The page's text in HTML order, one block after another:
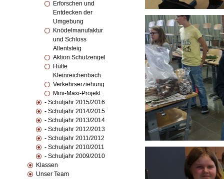
Erforschen und
Entdecken der
Umgebung
Knödelmanufaktur
und Schloss
Allentsteig
Aktion Schutzengel
Hütte
Kleinreichenbach
Verkehrserziehung
Mini-Maxi-Projekt
- Schuljahr 2015/2016
- Schuljahr 2014/2015
- Schuljahr 2013/2014
- Schuljahr 2012/2013
- Schuljahr 2011/2012
- Schuljahr 2010/2011
- Schuljahr 2009/2010
Klassen
Unser Team